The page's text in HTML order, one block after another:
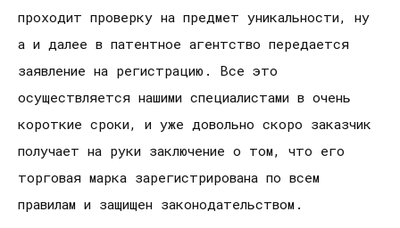
проходит проверку на предмет уникальности, ну
а и далее в патентное агентство передается
заявление на регистрацию. Все это
осуществляется нашими специалистами в очень
короткие сроки, и уже довольно скоро заказчик
получает на руки заключение о том, что его
торговая марка зарегистрирована по всем
правилам и защищен законодательством.